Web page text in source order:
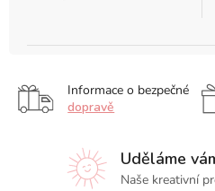
Informace o bezpečné
dopravě
Uděláme
Naše kreativní